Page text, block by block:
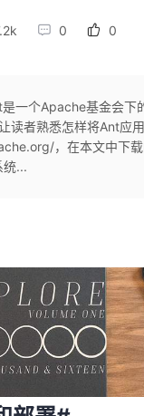
0 0
一个Apache基金会下
读者熟悉怎样将Ant应
，在本文中下载
统...